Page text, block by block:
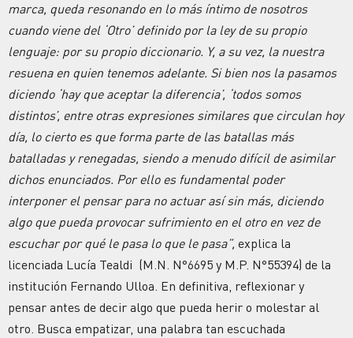
marca, queda resonando en lo más íntimo de nosotros
cuando viene del ‘Otro’ definido por la ley de su propio
lenguaje: por su propio diccionario. Y, a su vez, la nuestra
resuena en quien tenemos adelante. Si bien nos la pasamos
diciendo ‘hay que aceptar la diferencia’, ‘todos somos
distintos’, entre otras expresiones similares que circulan hoy
día, lo cierto es que forma parte de las batallas más
batalladas y renegadas, siendo a menudo difícil de asimilar
dichos enunciados. Por ello es fundamental poder
interponer el pensar para no actuar así sin más, diciendo
algo que pueda provocar sufrimiento en el otro en vez de
escuchar por qué le pasa lo que le pasa”, explica la
licenciada Lucía Tealdi (M.N. N°6695 y M.P. N°55394) de la
institución Fernando Ulloa. En definitiva, reflexionar y
pensar antes de decir algo que pueda herir o molestar al
otro. Busca empatizar, una palabra tan escuchada